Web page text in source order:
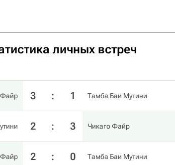
личных встреч
Файр 3 : 1 Тамба Баи Мутини
2 : 3 Чикаго Файр
Файр 2 : 0 Тамба Баи Мутини